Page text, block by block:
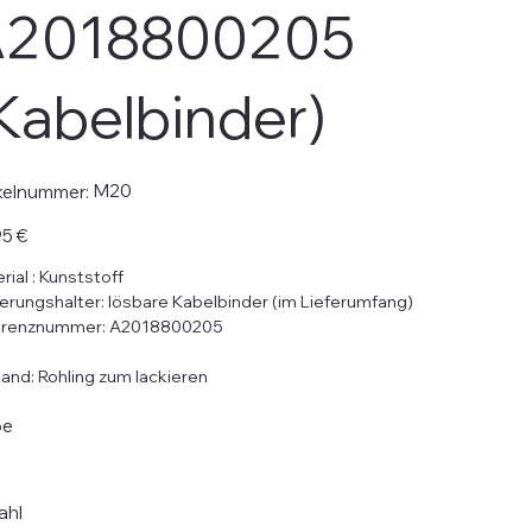
Artikelnummer:
M20
M20
€
: Kunststoff
lösbare Kabelbinder (im Lieferumfang)
A2018800205
Rohling zum lackieren